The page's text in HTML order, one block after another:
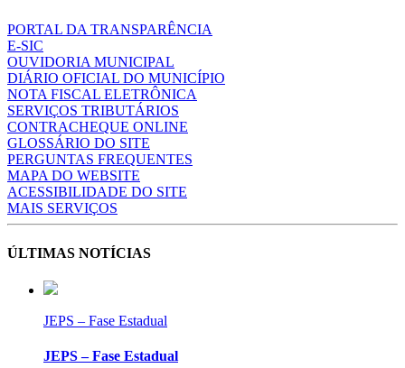
PORTAL DA TRANSPARÊNCIA
E-SIC
OUVIDORIA MUNICIPAL
DIÁRIO OFICIAL DO MUNICÍPIO
NOTA FISCAL ELETRÔNICA
SERVIÇOS TRIBUTÁRIOS
CONTRACHEQUE ONLINE
GLOSSÁRIO DO SITE
PERGUNTAS FREQUENTES
MAPA DO WEBSITE
ACESSIBILIDADE DO SITE
MAIS SERVIÇOS
ÚLTIMAS NOTÍCIAS
JEPS – Fase Estadual
JEPS – Fase Estadual